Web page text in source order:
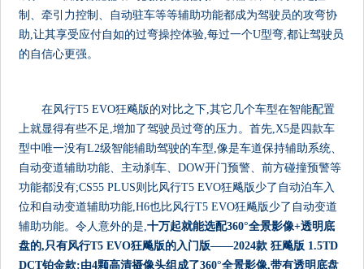
制、牵引力控制、自动驻车等等辅助功能都成为驾驶员的攻弯协
助,让其享受应付自如的过弯操控体验,每过一个U型弯,都让驾驶员
的自信心更强。
在风行T5 EVO狂飚版的对比之下,其它几个车型在智能配置
上就显得有些不足,增加了驾驶员过弯的压力。首先,X5是四款车
型中唯一没有L2级智能辅助驾驶的车型,像是车道保持辅助系统、
自动变道辅助功能、主动刹车、DOW开门预警、前方碰撞预警等
功能都没有;CS55 PLUS则比风行T5 EVO狂飚版少了自动泊车入
位和自动变道辅助功能,H6也比风行T5 EVO狂飚版少了自动变道
辅助功能。令人意外的是,十万起就能选配360°全景影像+透明底
盘的,只有风行T5 EVO狂飚版的入门版——2024款 狂飚版 1.5TD
DCT铂金款:由4颗高清摄像头组成了360°全景影像,带有透明底盘